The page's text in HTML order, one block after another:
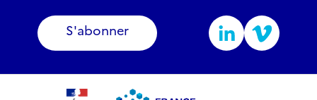
S'abonner